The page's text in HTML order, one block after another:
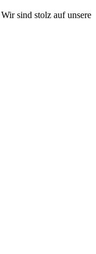
sind stolz auf unsere